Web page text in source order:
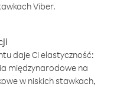
Viber.
daje Ci elastyczność:
międzynarodowe na
w niskich stawkach,